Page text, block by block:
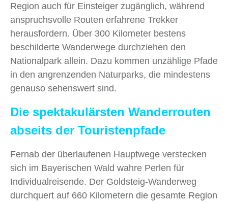
Region auch für Einsteiger zugänglich, während
anspruchsvolle Routen erfahrene Trekker
herausfordern. Über 300 Kilometer bestens
beschilderte Wanderwege durchziehen den
Nationalpark allein. Dazu kommen unzählige Pfade
in den angrenzenden Naturparks, die mindestens
genauso sehenswert sind.
Die spektakulärsten Wanderrouten
abseits der Touristenpfade
Fernab der überlaufenen Hauptwege verstecken
sich im Bayerischen Wald wahre Perlen für
Individualreisende. Der Goldsteig-Wanderweg
durchquert auf 660 Kilometern die gesamte Region